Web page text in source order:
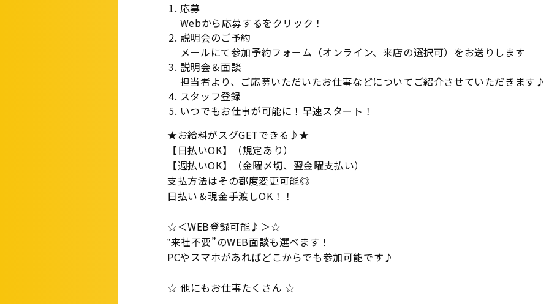
応募
Webから応募するをクリック！
説明会のご予約
メールにて参加予約フォーム（オンライン、来店の選択可）をお送りします
説明会＆面談
担当者より、ご応募いただいたお仕事などについてご紹介させていただきます♪
スタッフ登録
いつでもお仕事が可能に！早速スタート！
★お給料がスグGETできる♪★
【日払いOK】（規定あり）
【週払いOK】（金曜〆切、翌金曜支払い）
支払方法はその都度変更可能◎
日払い＆現金手渡しOK！！
☆＜WEB登録可能♪＞☆
‟来社不要”のWEB面談も選べます！
PCやスマホがあればどこからでも参加可能です♪
☆ 他にもお仕事たくさん ☆